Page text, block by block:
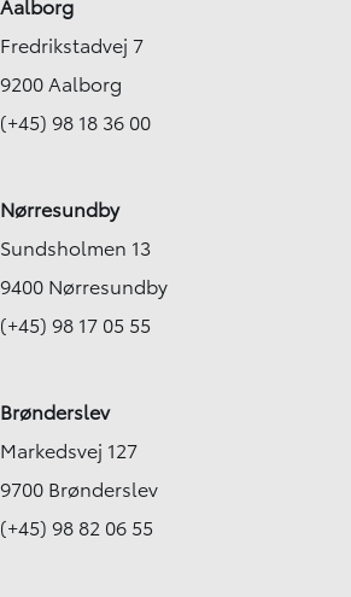
2022
Hybrid (Benzin / El)
KONTANT
Fredrikstadvej 7
9200 Aalborg
(+45) 98 18 36 00
Nørresundby
Sundsholmen 13
9400 Nørresundby
(+45) 98 17 05 55
Brønderslev
Markedsvej 127
9700 Brønderslev
(+45) 98 82 06 55